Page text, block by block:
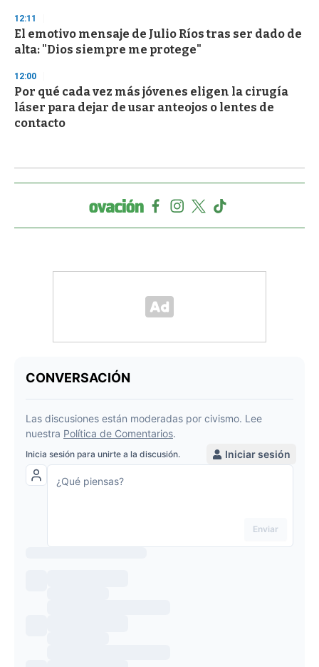
12:11
El emotivo mensaje de Julio Ríos tras ser dado de
alta: "Dios siempre me protege"
12:00
Por qué cada vez más jóvenes eligen la cirugía
láser para dejar de usar anteojos o lentes de
contacto